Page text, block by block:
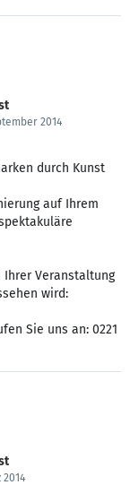
2014
durch Kunst
auf Ihrem
Veranstaltung
wird:
Sie uns an: 0221
2014